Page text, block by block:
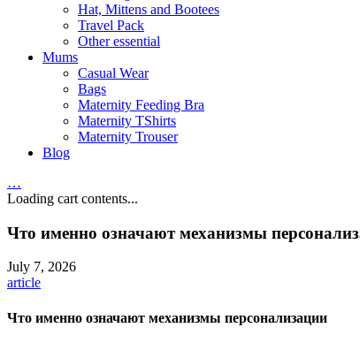
Hat, Mittens and Bootees
Travel Pack
Other essential
Mums
Casual Wear
Bags
Maternity Feeding Bra
Maternity TShirts
Maternity Trouser
Blog
…
Loading cart contents...
Что именно означают механизмы
July 7, 2026
article
Что именно означают механизмы персонализации